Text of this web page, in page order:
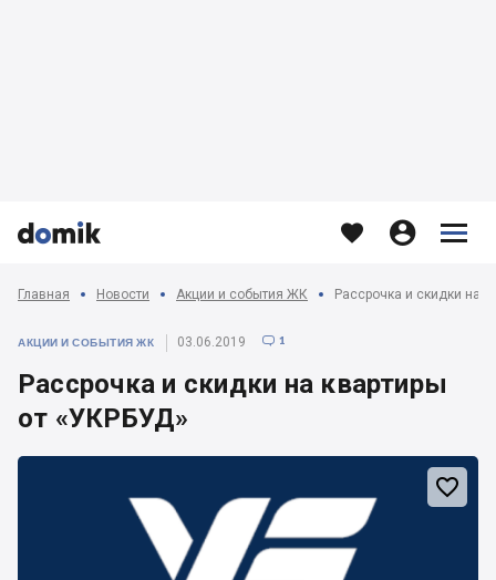


   


Главная Новости Акции и события ЖК Рассрочка и скидки на
АКЦИИ И СОБЫТИЯ ЖК 03.06.2019  1
Рассрочка и скидки на квартиры
от «УКРБУД»
